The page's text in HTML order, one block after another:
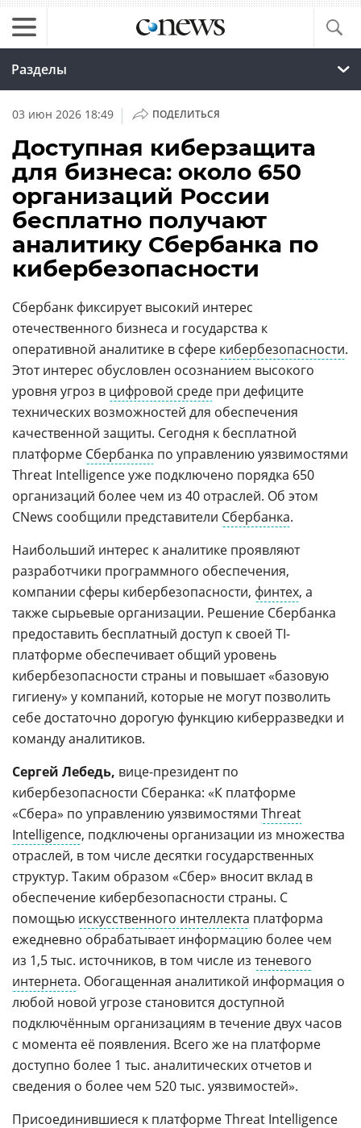
Разделы
03 июн 2026 18:49 | ПОДЕЛИТЬСЯ
Доступная киберзащита
для бизнеса: около 650
организаций России
бесплатно получают
аналитику Сбербанка по
кибербезопасности
Сбербанк фиксирует высокий интерес
отечественного бизнеса и государства к
оперативной аналитике в сфере кибербезопасности.
Этот интерес обусловлен осознанием высокого
уровня угроз в цифровой среде при дефиците
технических возможностей для обеспечения
качественной защиты. Сегодня к бесплатной
платформе Сбербанка по управлению уязвимостями
Threat Intelligence уже подключено порядка 650
организаций более чем из 40 отраслей. Об этом
CNews сообщили представители Сбербанка.
Наибольший интерес к аналитике проявляют
разработчики программного обеспечения,
компании сферы кибербезопасности, финтех, а
также сырьевые организации. Решение Сбербанка
предоставить бесплатный доступ к своей TI-
платформе обеспечивает общий уровень
кибербезопасности страны и повышает «базовую
гигиену» у компаний, которые не могут позволить
себе достаточно дорогую функцию киберразведки и
команду аналитиков.
Сергей Лебедь, вице-президент по
кибербезопасности Сберанка: «К платформе
«Сбера» по управлению уязвимостями Threat
Intelligence, подключены организации из множества
отраслей, в том числе десятки государственных
структур. Таким образом «Сбер» вносит вклад в
обеспечение кибербезопасности страны. С
помощью искусственного интеллекта платформа
ежедневно обрабатывает информацию более чем
из 1,5 тыс. источников, в том числе из теневого
интернета. Обогащенная аналитикой информация о
любой новой угрозе становится доступной
подключённым организациям в течение двух часов
с момента её появления. Всего же на платформе
доступно более 1 тыс. аналитических отчетов и
сведения о более чем 520 тыс. уязвимостей».
Присоединившиеся к платформе Threat Intelligence